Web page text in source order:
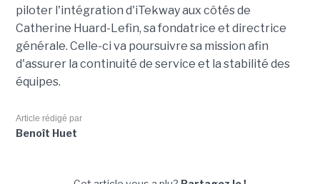
piloter l'intégration d'iTekway aux côtés de
Catherine Huard-Lefin, sa fondatrice et directrice
générale. Celle-ci va poursuivre sa mission afin
d'assurer la continuité de service et la stabilité des
équipes.
Article rédigé par
Benoît Huet